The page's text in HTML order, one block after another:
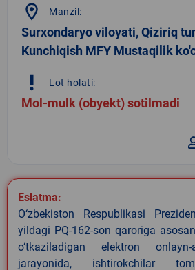
location_on Manzil:
Surxondaryo viloyati, Qiziriq
Kunchiqish MFY Mustaqilik
priority_high Lot holati:
Mol-mulk (obyekt) sotilmadi
Eslatma:
O‘zbekiston Respublikasi
yildagi PQ-162-son qaroriga
o‘tkaziladigan elektron
jarayonida, ishtirokchilar